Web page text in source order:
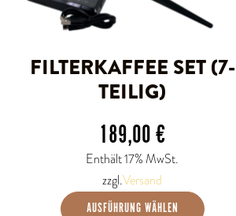
FILTERKAFFEE SET (7-
TEILIG)
189,00€
Enthält 17% MwSt.
zzgl.Versand
AUSFÜHRUNG WÄHLEN
Optionen
auf
der
gewählt
werden